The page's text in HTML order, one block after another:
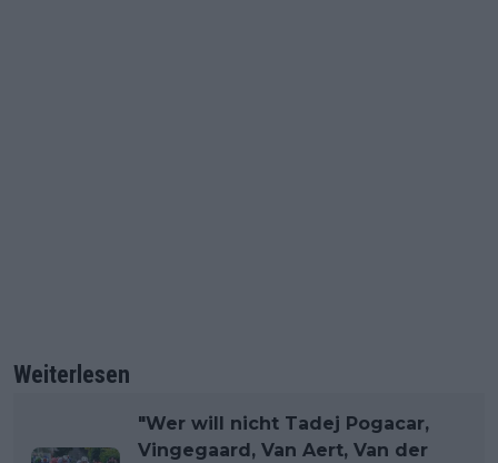
Weiterlesen
"Wer will nicht Tadej Pogacar,
Vingegaard, Van Aert, Van der